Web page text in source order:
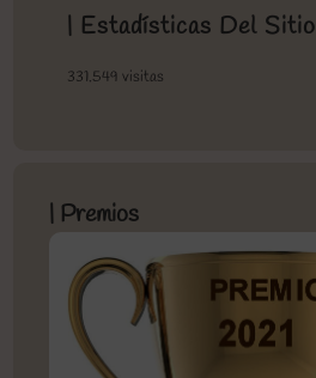
| Estadísticas Del Sitio
331.549 visitas
| Premios